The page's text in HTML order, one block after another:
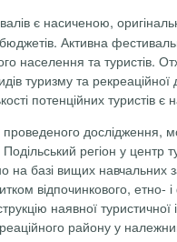
є насиченою,
Активна
населення та туристів.
туризму та
потенційних туристів
дослідження,
регіон у центр
на базі вищих навчальних
відпочинкового,
наявної
району у